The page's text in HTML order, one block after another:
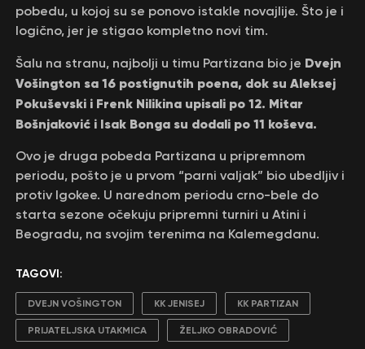
pobedu, u kojoj su se ponovo istakle novajlije. Što je i
logično, jer je stigao kompletno novi tim.
Šalu na stranu, najbolji u timu Partizana bio je Dvejn
Vošington sa 16 postignutih poena, dok su Aleksej
Pokuševski i Frenk Nilikina upisali po 12. Mitar
Bošnjaković i Isak Bonga su dodali po 11 koševa.
Ovo je druga pobeda Partizana u pripremnom
periodu, pošto je u prvom “parni valjak” bio ubedljiv i
protiv Igokee. U narednom periodu crno-bele do
starta sezone očekuju pripremni turniri u Atini i
Beogradu, na svojim terenima na Kalemegdanu.
TAGOVI:
DVEJN VOŠINGTON KK JENISEJ KK PARTIZAN
PRIJATELJSKA UTAKMICA ŽELJKO OBRADOVIĆ